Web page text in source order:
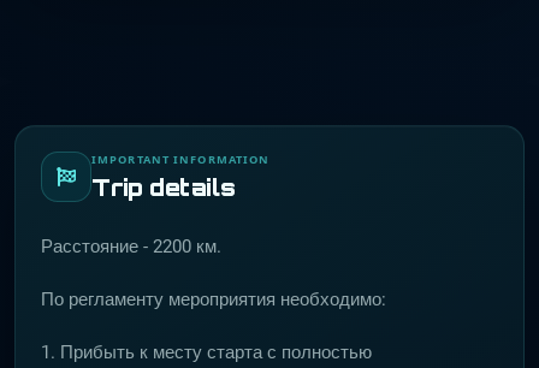
IMPORTANT INFORMATION
Trip details
Расстояние - 2200 км.
По регламенту мероприятия необходимо:
1. Прибыть к месту старта с полностью